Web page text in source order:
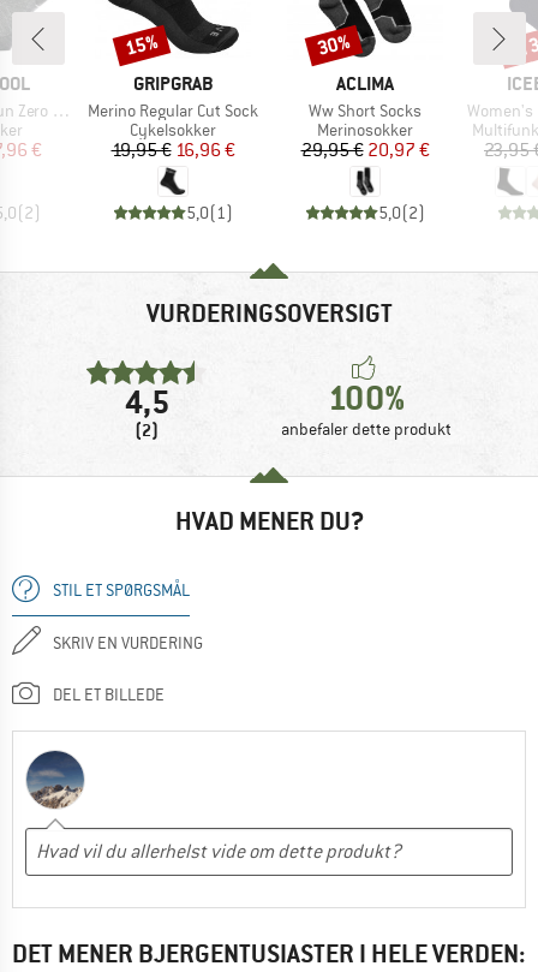
Crew Pattern
pris
€
(2)
MÆRKE
GRIPGRAB
Artikel
Merino Regular Cut Sock
Produktgruppe
Cykelsokker
Pris
19,95 €Nedsat pris
16,96 €
5,0(1)
Rabat
15%
MÆRKE
ACLIMA
Artikel
Ww Short Socks
Produktgruppe
Merinosokker
Pris
29,95 €Nedsat pris
20,97 €
5,0(2)
Rabat
30%
Artikel
Women's
23,95
VURDERINGSOVERSIGT
4,5
(2)
100%
anbefaler dette produkt
HVAD MENER DU?
STIL ET SPØRGSMÅL
SKRIV EN VURDERING
DEL ET BILLEDE
DET MENER BJERGENTUSIASTER I HELE VERDEN: